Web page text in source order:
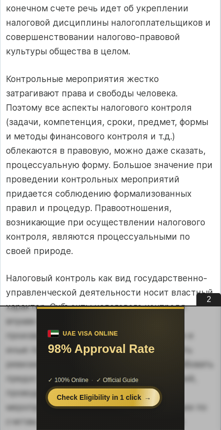
конечном счете речь идет об укреплении
налоговой дисциплины налогоплательщиков и
совершенствовании налогово-правовой
культуры общества в целом.
Контрольные мероприятия жестко
затрагивают права и свободы человека.
Поэтому все аспекты налогового контроля
(задачи, компетенция, сроки, предмет, формы
и методы финансового контроля и т.д.)
облекаются в правовую, можно даже сказать,
процессуальную форму. Большое значение при
проведении контрольных мероприятий
придается соблюдению формализованных
правил и процедур. Правоотношения,
возникающие при осуществлении налогового
контроля, являются процессуальными по
своей природе.
Налоговый контроль как вид государственно-
управленческой деятельности носит властный
характер. Субъекты налогового контроля
вправе входить и обследовать любые
производственные, торговые, складские и
иные помещения (территории), проводить
ревизии, проверки, инвентаризации, требовать
предоставления необходимых объяснений,
проводить оперативно-розыскные
мероприятия, приостанавливать операции по
счетам, проводить изъятие предметов и
1